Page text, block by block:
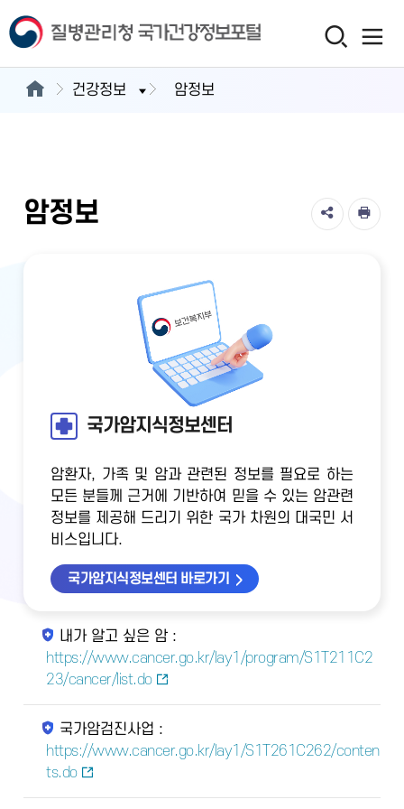
건강정보 암정보
암정보
국가암지식정보센터
암환자, 가족 및 암과 관련된 정보를 필요로 하는
모든 분들께 근거에 기반하여 믿을 수 있는 암관련
정보를 제공해 드리기 위한 국가 차원의 대국민 서
비스입니다.
국가암지식정보센터 바로가기
내가 알고 싶은 암 :
https://www.cancer.go.kr/lay1/program/S1T211C2
23/cancer/list.do
국가암검진사업 :
https://www.cancer.go.kr/lay1/S1T261C262/conten
ts.do